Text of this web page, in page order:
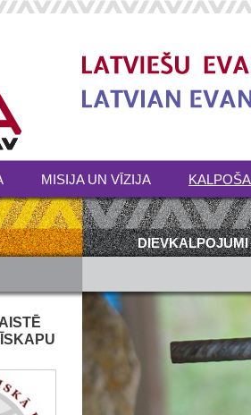
MISIJA UN VĪZIJA
DIEVKALPOJUMI